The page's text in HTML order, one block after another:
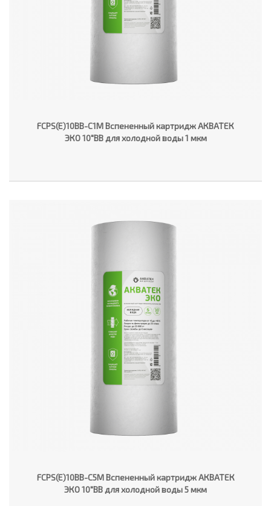
FCPS(E)10BB-C1M Вспененный картридж АКВАТЕК
ЭКО 10"ВВ для холодной воды 1 мкм
FCPS(E)10BB-C5M Вспененный картридж АКВАТЕК
ЭКО 10"ВВ для холодной воды 5 мкм